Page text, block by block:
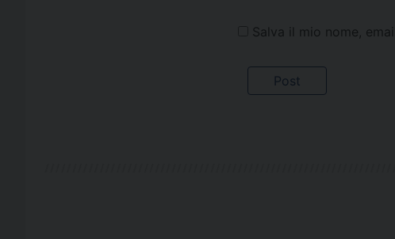
Salva il mio nome,